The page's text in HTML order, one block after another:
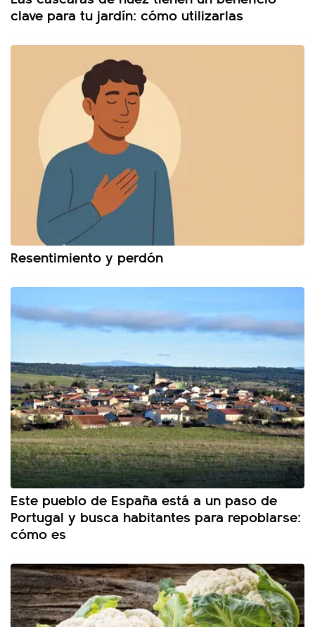
clave para tu jardín: cómo utilizarlas
Resentimiento y perdón
Este pueblo de España está a un paso de
Portugal y busca habitantes para repoblarse:
cómo es